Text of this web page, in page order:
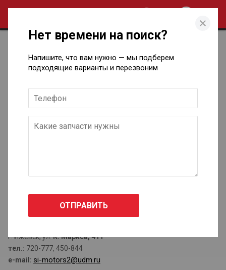
Магазин/отдел заказов SI-Motors
г. Ижевск, ул.К. Маркса, 411
тел.: 720-777, 450-844
e-mail: si-motors2@udm.ru
Нет времени на поиск?
Напишите, что вам нужно — мы подберем
подходящие варианты и перезвоним